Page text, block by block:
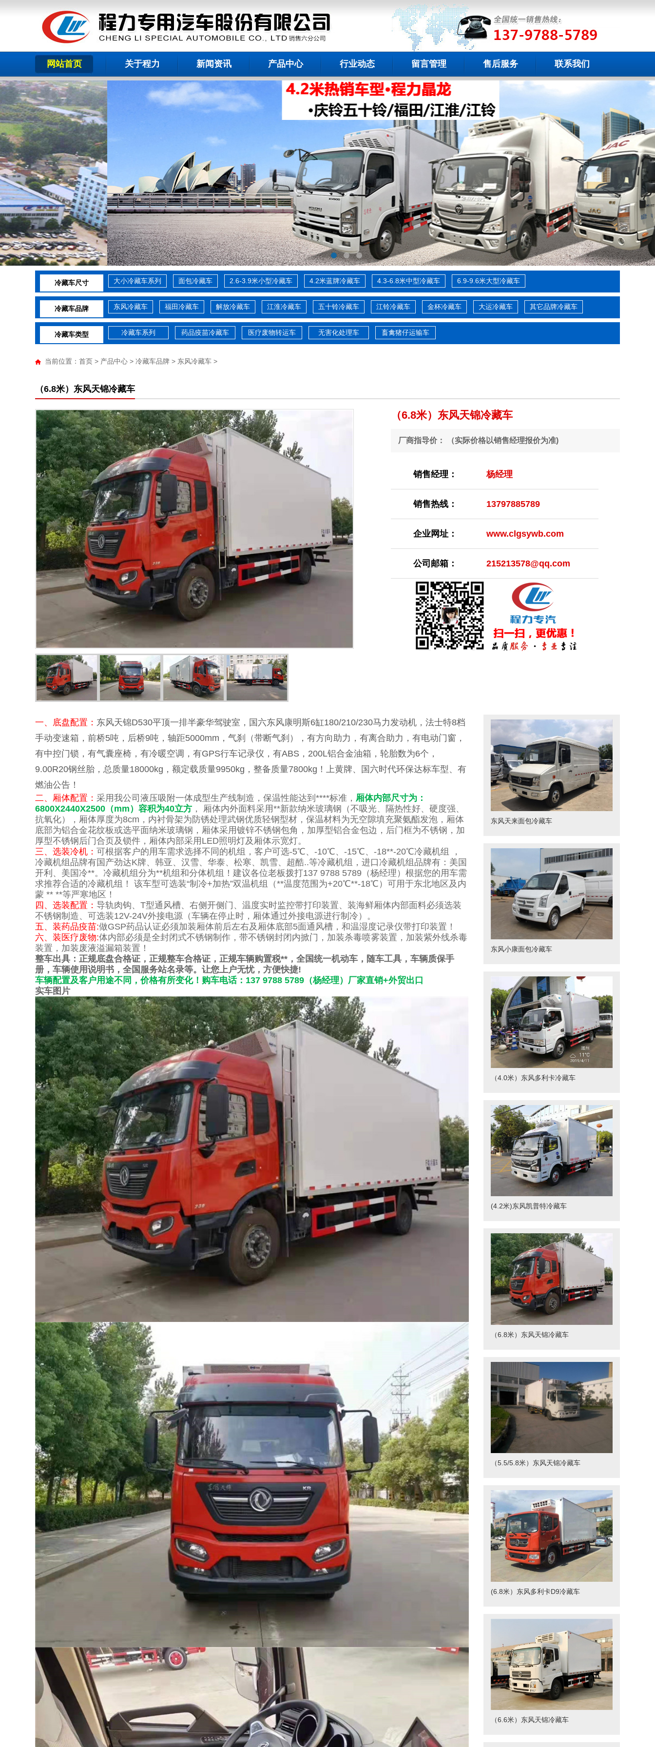
网站首页 关于程力 新闻资讯 产品中心 行业动态 留言管理 售后服务 联系我们
冷藏车尺寸 大小冷藏车系列 面包冷藏车 2.6-3.9米小型冷藏车 4.2米蓝牌冷藏车 4.3-6.8米中型冷藏车 6.9-9.6米大型冷藏车
冷藏车品牌 东风冷藏车 福田冷藏车 解放冷藏车 江淮冷藏车 五十铃冷藏车 江铃冷藏车 金杯冷藏车 大运冷藏车 其它品牌冷藏车
冷藏车类型 冷藏车系列 药品疫苗冷藏车 医疗废物转运车 无害化处理车 畜禽猪仔运输车
当前位置： 首页 > 产品中心 > 冷藏车品牌 > 东风冷藏车 >
（6.8米）东风天锦冷藏车
（6.8米）东风天锦冷藏车
厂商指导价： （实际价格以销售经理报价为准)
销售经理： 杨经理
销售热线： 13797885789
企业网址： www.clgsywb.com
公司邮箱： 215213578@qq.com
一、底盘配置： 东风天锦D530平顶一排半豪华驾驶室，国六东风康明斯6缸180/210/230马力发动机，法士特8档
手动变速箱，前桥5吨，后桥9吨，轴距5000mm，气刹（带断气刹），有方向助力，有离合助力，有电动门窗，
有中控门锁，有气囊座椅，有冷暖空调，有GPS行车记录仪，有ABS，200L铝合金油箱，轮胎数为6个，
9.00R20钢丝胎，总质量18000kg，额定载质量9950kg，整备质量7800kg！上黄牌、国六时代环保达标车型、有
燃油公告！
二、厢体配置： 采用我公司液压吸附一体成型生产线制造，保温性能达到****标准， 厢体内部尺寸为：
6800X2440X2500（mm）容积为40立方 ， 厢体内外面料采用**新款纳米玻璃钢（不吸光、隔热性好、硬度强、
抗氧化），厢体厚度为8cm，内衬骨架为防锈处理武钢优质轻钢型材，保温材料为无空隙填充聚氨酯发泡，厢体
底部为铝合金花纹板或选平面纳米玻璃钢，厢体采用镀锌不锈钢包角，加厚型铝合金包边，后门框为不锈钢，加
厚型不锈钢后门合页及锁件，厢体内部采用LED照明灯及厢体示宽灯。
三、选装冷机： 可根据客户的用车需求选择不同的机组，客户可选-5℃、-10℃、-15℃、-18**-20℃冷藏机组 ，
冷藏机组品牌有国产劲达K牌、韩亚、汉雪、华泰、松寒、凯雪、超酷..等冷藏机组，进口冷藏机组品牌有：美国
开利、美国冷**。冷藏机组分为**机组和分体机组！建议各位老板拨打137 9788 5789（杨经理）根据您的用车需
求推荐合适的冷藏机组！ 该车型可选装“制冷+加热”双温机组（**温度范围为+20℃**-18℃）可用于东北地区及内
蒙 ** **等严寒地区！
四、选装配置： 导轨肉钩、T型通风槽、右侧开侧门、温度实时监控带打印装置、装海鲜厢体内部面料必须选装
不锈钢制造、可选装12V-24V外接电源（车辆在停止时，厢体通过外接电源进行制冷）。
五、装药品疫苗:做GSP药品认证必须加装厢体前后左右及厢体底部5面通风槽，和温湿度记录仪带打印装置！
六、装医疗废物:体内部必须是全封闭式不锈钢制作，带不锈钢封闭内掀门，加装杀毒喷雾装置，加装紫外线杀毒
装置，加装废液溢漏箱装置！
整车出具：正规底盘合格证，正规整车合格证，正规车辆购置税**，全国统一机动车，随车工具，车辆质保手
册，车辆使用说明书，全国服务站名录等。让您上户无忧，方便快捷!
车辆配置及客户用途不同，价格有所变化！购车电话：137 9788 5789（杨经理）厂家直销+外贸出口
实车图片
东风天来面包冷藏车
东风小康面包冷藏车
（4.0米）东风多利卡冷藏车
(4.2米)东风凯普特冷藏车
（6.8米）东风天锦冷藏车
（5.5/5.8米）东风天锦冷藏车
(6.8米）东风多利卡D9冷藏车
（6.6米）东风天锦冷藏车